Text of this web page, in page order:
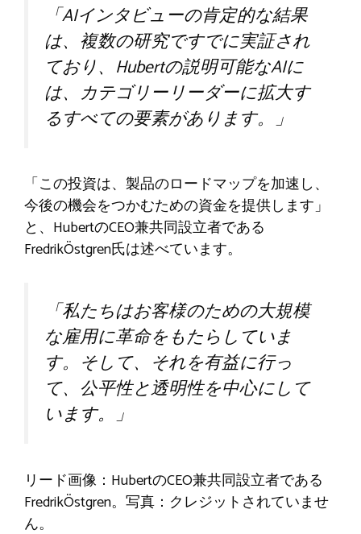
「AIインタビューの肯定的な結果
は、複数の研究ですでに実証され
ており、Hubertの説明可能なAIに
は、カテゴリーリーダーに拡大す
るすべての要素があります。」
「この投資は、製品のロードマップを加速し、
今後の機会をつかむための資金を提供します」
と、HubertのCEO兼共同設立者である
FredrikÖstgren氏は述べています。
「私たちはお客様のための大規模
な雇用に革命をもたらしていま
す。そして、それを有益に行っ
て、公平性と透明性を中心にして
います。」
リード画像：HubertのCEO兼共同設立者である
FredrikÖstgren。写真：クレジットされていませ
ん。